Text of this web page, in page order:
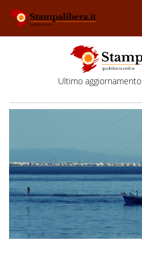
Ultimo aggiornamento